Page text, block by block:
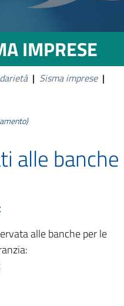
IMPRESE
| Sisma imprese |
alle banche
alle banche per le